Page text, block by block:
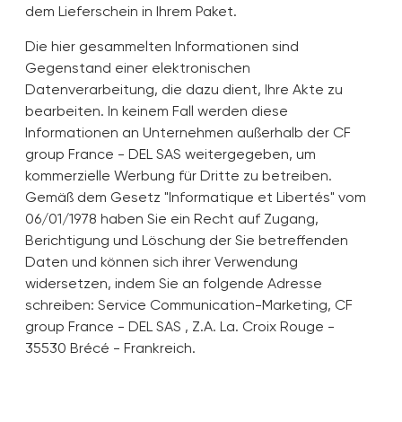
dem Lieferschein in Ihrem Paket.
Die hier gesammelten Informationen sind
Gegenstand einer elektronischen
Datenverarbeitung, die dazu dient, Ihre Akte zu
bearbeiten. In keinem Fall werden diese
Informationen an Unternehmen außerhalb der CF
group France - DEL SAS weitergegeben, um
kommerzielle Werbung für Dritte zu betreiben.
Gemäß dem Gesetz "Informatique et Libertés" vom
06/01/1978 haben Sie ein Recht auf Zugang,
Berichtigung und Löschung der Sie betreffenden
Daten und können sich ihrer Verwendung
widersetzen, indem Sie an folgende Adresse
schreiben: Service Communication-Marketing, CF
group France - DEL SAS , Z.A. La. Croix Rouge -
35530 Brécé - Frankreich.